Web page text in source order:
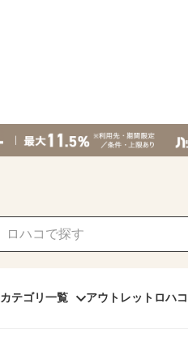
カテゴリ一覧 アウトレット ロハ